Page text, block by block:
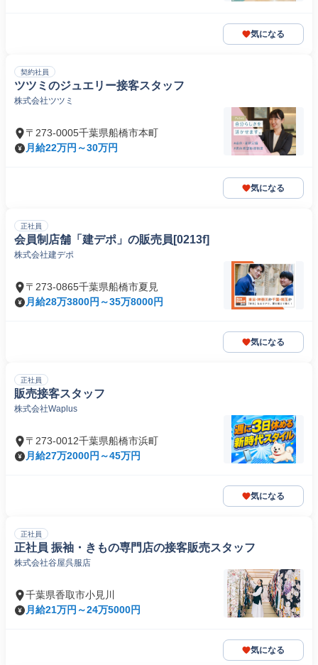
気になる
契約社員
ツツミのジュエリー接客スタッフ
株式会社ツツミ
〒273-0005千葉県船橋市本町
月給22万円～30万円
気になる
正社員
会員制店舗「建デポ」の販売員[0213f]
株式会社建デポ
〒273-0865千葉県船橋市夏見
月給28万3800円～35万8000円
気になる
正社員
販売接客スタッフ
株式会社Waplus
〒273-0012千葉県船橋市浜町
月給27万2000円～45万円
気になる
正社員
正社員 振袖・きもの専門店の接客販売スタッフ
株式会社谷屋呉服店
千葉県香取市小見川
月給21万円～24万5000円
気になる